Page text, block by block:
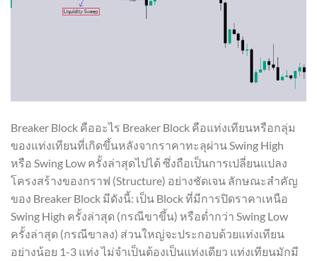
Breaker Block คืออะไร Breaker Block คือแท่งเทียนหรือกลุ่ม
ของแท่งเทียนที่เกิดขึ้นหลังจากราคาทะลุผ่าน Swing High
หรือ Swing Low ครั้งล่าสุดไปได้ ซึ่งถือเป็นการเปลี่ยนแปลง
โครงสร้างของกราฟ (Structure) อย่างชัดเจน ลักษณะสำคัญ
ของ Breaker Block มีดังนี้: เป็น Block ที่มีการปิดราคาเหนือ
Swing High ครั้งล่าสุด (กรณีขาขึ้น) หรือต่ำกว่า Swing Low
ครั้งล่าสุด (กรณีขาลง) ส่วนใหญ่จะประกอบด้วยแท่งเทียน
อย่างน้อย 1-3 แท่ง ไม่จำเป็นต้องเป็นแท่งเดียว แท่งเทียนมักมี